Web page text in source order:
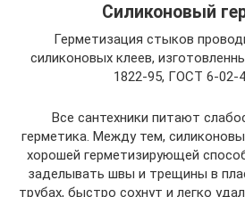
Силиконовый
Герметизация стыков
силиконовых клеев,
1822-95, ГОСТ 6-02-
Все сантехники питают
герметика. Между тем,
хорошей герметизирующей
заделывать швы и трещины в
трубах, быстро сохнут и легко